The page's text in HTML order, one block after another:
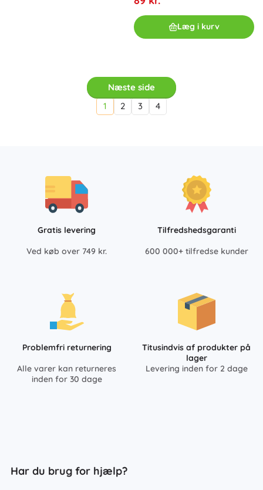
Læg i kurv
Næste side
1
2 3 4
Gratis levering
Ved køb over 749 kr.
Tilfredshedsgaranti
600 000+ tilfredse kunder
Problemfri returnering
Alle varer kan returneres
inden for 30 dage
Titusindvis af produkter på
lager
Levering inden for 2 dage
Har du brug for hjælp?